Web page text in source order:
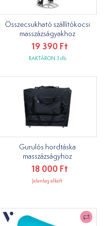
Összecsukható szállítókocsi
masszázságyakhoz
19 390 Ft
RAKTÁRON 3 db
Gurulós hordtáska
masszázságyhoz
18 000 Ft
Jelenleg elkelt